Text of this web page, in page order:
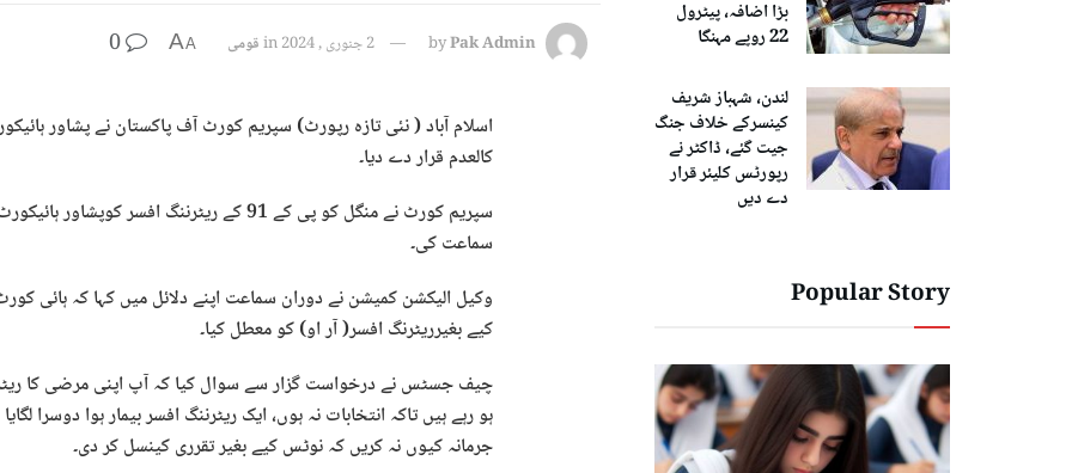
byPak Admin 2 جنوری , 2024 inقومی A
A
0
اسلام آباد ( نئی تازہ رپورٹ) سپریم کورٹ آف پاکستان نے پشاور
کالعدم قرار دے دیا۔
سپریم کورٹ نے منگل کو پی کے 91 کے ریٹرننگ
سماعت کی۔
کیے بغیرریٹرنگ افسر( آر او) کو معطل کیا۔
چیف جسٹس نے درخواست گزار سے سوال کیا کہ آپ اپنی مرضی کا
ہو رہے ہیں تاکہ انتخابات نہ ہوں، ایک ریٹرننگ افسر بیمار ہوا دوسرا
جرمانہ کیوں نہ کریں کہ نوٹس کیے بغیر تقرری کینسل کر دی۔
بڑا اضافہ، پیٹرول
22 روپے مہنگا
لندن، شہباز شریف
کینسرکے خلاف جنگ
جیت گئے، ڈاکٹر نے
رپورٹس کلیئر قرار
دے دیں
Popular Story